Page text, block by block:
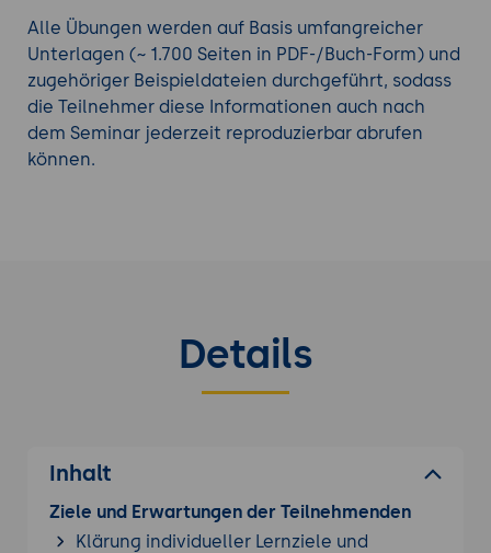
Alle Übungen werden auf Basis umfangreicher
Unterlagen (~ 1.700 Seiten in PDF-/Buch-Form) und
zugehöriger Beispieldateien durchgeführt, sodass
die Teilnehmer diese Informationen auch nach
dem Seminar jederzeit reproduzierbar abrufen
können.
Details
Inhalt
Ziele und Erwartungen der Teilnehmenden
Klärung individueller Lernziele und